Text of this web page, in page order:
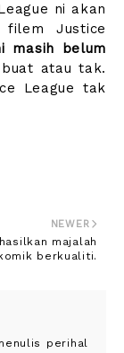
ni akan
filem Justice
masih belum
atau tak.
League tak
NEWER
majalah
komik berkualiti.
perihal